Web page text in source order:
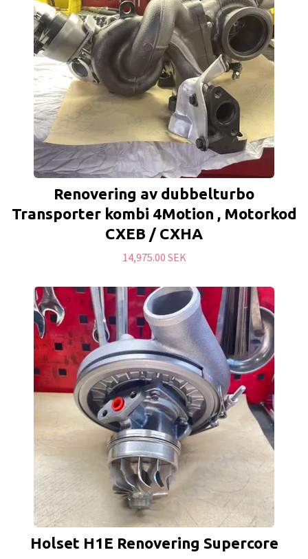
Renovering av dubbelturbo
Transporter kombi 4Motion , Motorkod
CXEB / CXHA
14,975.00 SEK
Holset H1E Renovering Supercore